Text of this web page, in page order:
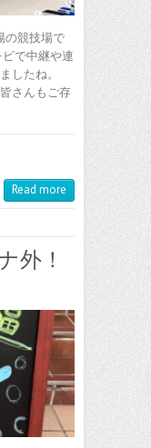
の競技場で
で中継や連
したね。
さんもご存
Read more
外！